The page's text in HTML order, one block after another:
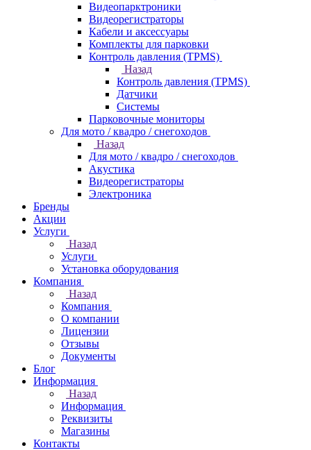
Видеопарктроники
Видеорегистраторы
Кабели и аксессуары
Комплекты для парковки
Контроль давления (TPMS)
Назад
Контроль давления (TPMS)
Датчики
Системы
Парковочные мониторы
Для мото / квадро / снегоходов
Назад
Для мото / квадро / снегоходов
Акустика
Видеорегистраторы
Электроника
Бренды
Акции
Услуги
Назад
Услуги
Установка оборудования
Компания
Назад
Компания
О компании
Лицензии
Отзывы
Документы
Блог
Информация
Назад
Информация
Реквизиты
Магазины
Контакты